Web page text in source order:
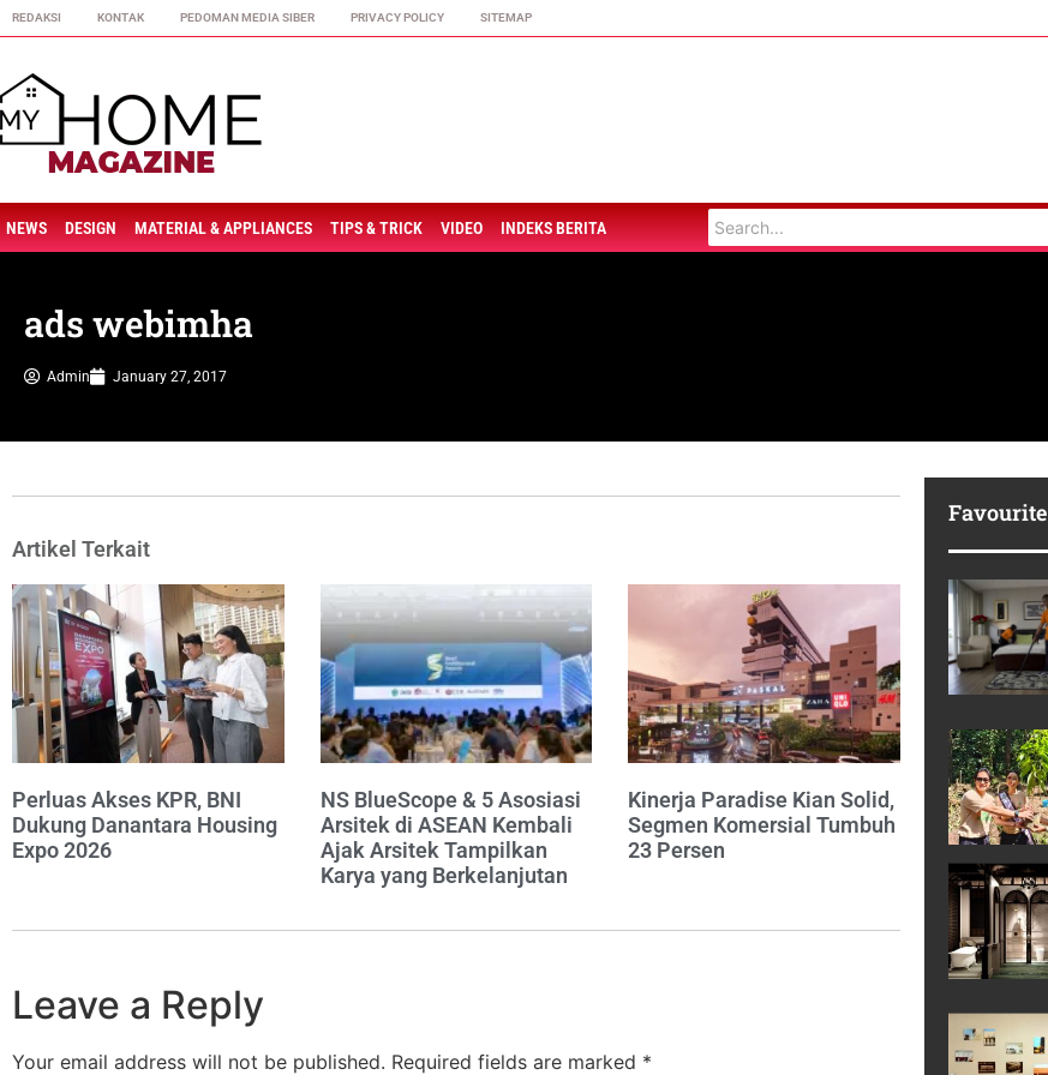
REDAKSI KONTAK PEDOMAN MEDIA SIBER PRIVACY POLICY SITEMAP
NEWS DESIGN MATERIAL & APPLIANCES TIPS & TRICK VIDEO INDEKS BERITA
ads webimha
Admin January 27, 2017
Artikel Terkait
Perluas Akses KPR, BNI
Dukung Danantara Housing
Expo 2026
NS BlueScope & 5 Asosiasi
Arsitek di ASEAN Kembali
Ajak Arsitek Tampilkan
Karya yang Berkelanjutan
Kinerja Paradise Kian Solid,
Segmen Komersial Tumbuh
23 Persen
Leave a Reply
Your email address will not be published. Required fields are marked *
Favourite